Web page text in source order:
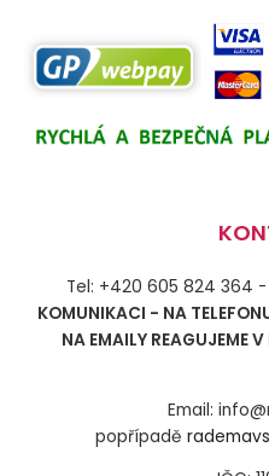
Tel: +420 605 824 364 -
KOMUNIKACI - NA
NA EMAILY REAGUJEME
Email:
popřípadě